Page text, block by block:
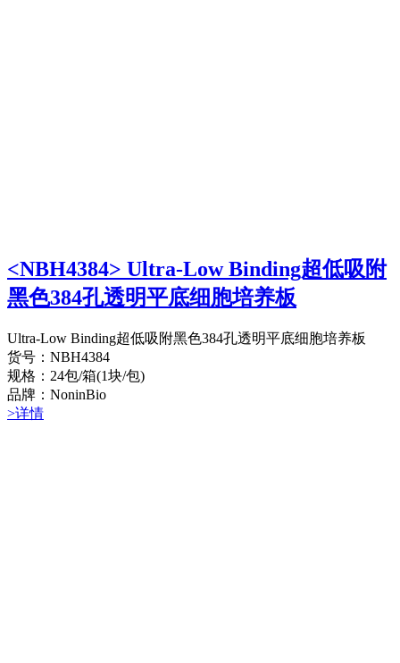
<NBH4384> Ultra-Low Binding超低吸附
黑色384孔透明平底细胞培养板
Ultra-Low Binding超低吸附黑色384孔透明平底细胞培养板
货号：NBH4384
规格：24包/箱(1块/包)
品牌：NoninBio
>详情